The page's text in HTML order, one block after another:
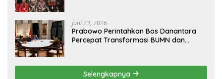
Juni 23, 2026
Prabowo Perintahkan Bos Danantara
Percepat Transformasi BUMN dan
Selengkapnya